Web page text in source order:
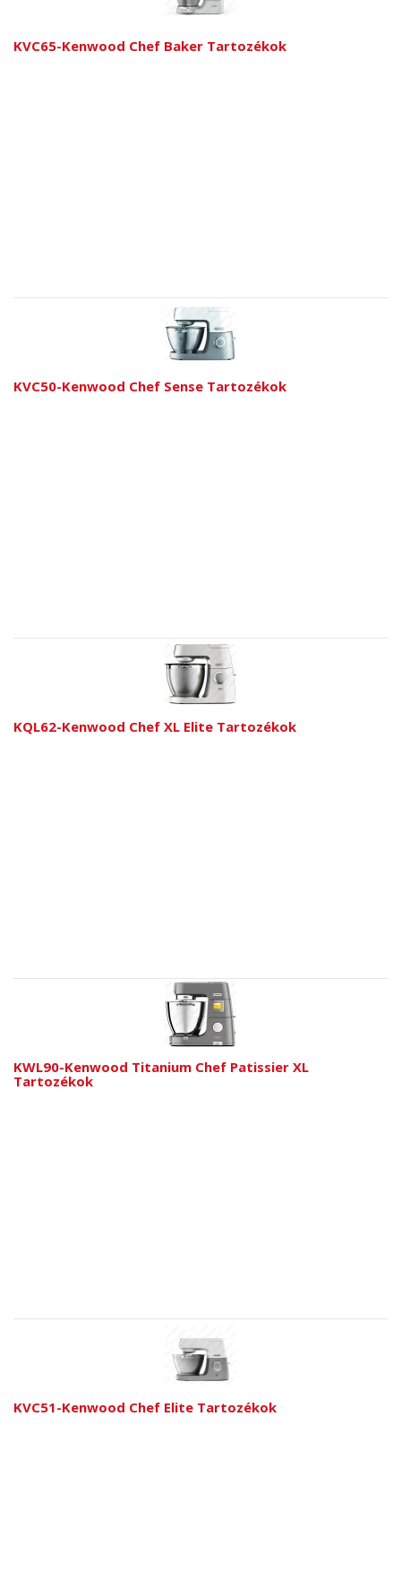
KVC65-Kenwood Chef Baker Tartozékok
KVC50-Kenwood Chef Sense Tartozékok
KQL62-Kenwood Chef XL Elite Tartozékok
KWL90-Kenwood Titanium Chef Patissier XL
Tartozékok
KVC51-Kenwood Chef Elite Tartozékok